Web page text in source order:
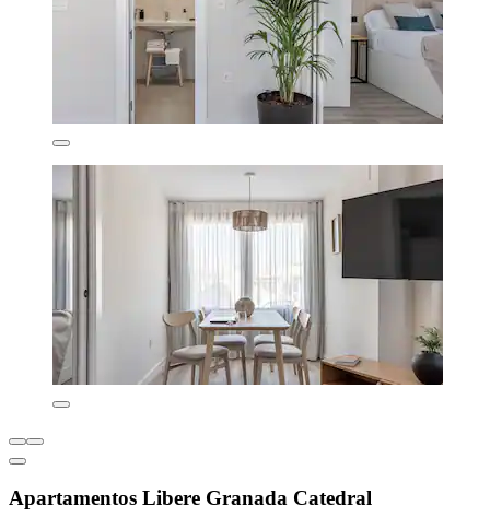
Apartamentos Libere Granada Catedral